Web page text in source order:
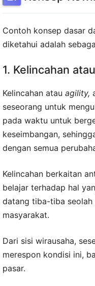
Contoh konsep dasar
diketahui adalah
1. Kelincahan atau
Kelincahan atau agility,
seseorang untuk
pada waktu untuk
keseimbangan,
dengan semua
Kelincahan berkaitan
belajar terhadap hal
datang tiba-tiba seolah
masyarakat.
Dari sisi wirausaha,
merespon kondisi ini,
pasar.